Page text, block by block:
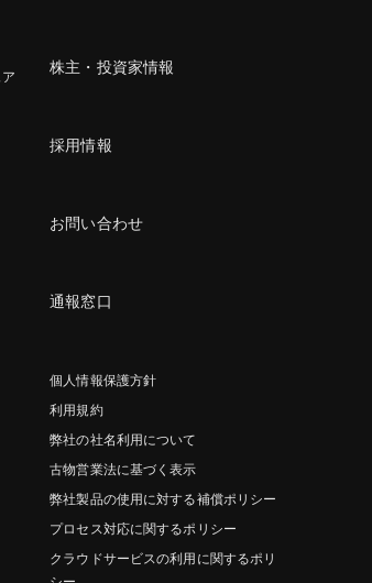
株主・投資家情報
採用情報
お問い合わせ
通報窓口
個人情報保護方針
利用規約
弊社の社名利用について
古物営業法に基づく表示
弊社製品の使用に対する補償ポリシー
プロセス対応に関するポリシー
クラウドサービスの利用に関するポリ